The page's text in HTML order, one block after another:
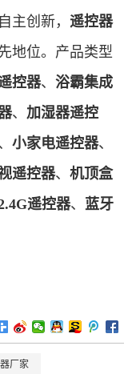
主创新， 遥控器
地位。产品类型
控器、 浴霸集成
、 加湿器遥控
小家电遥控器、
遥控器、 机顶盒
遥控器、 蓝牙
厂家